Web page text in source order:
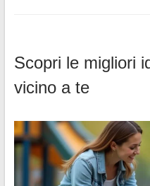
Scopri le migliori
vicino a te